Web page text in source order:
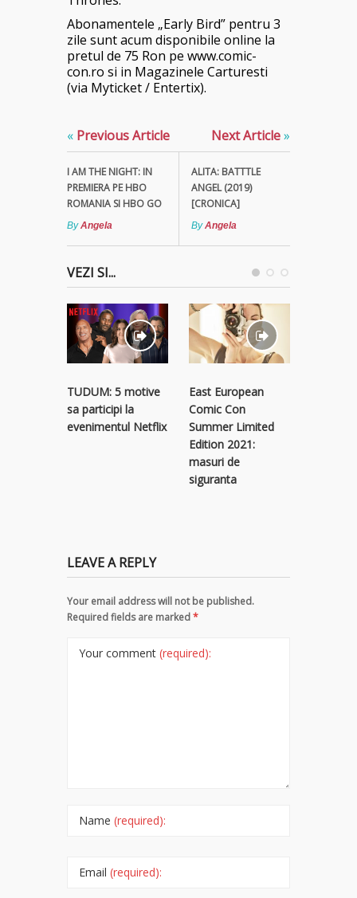
Abonamentele „Early Bird” pentru 3
zile sunt acum disponibile online la
pretul de 75 Ron pe www.comic-
con.ro si in Magazinele Carturesti
(via Myticket / Entertix).
« Previous Article
I AM THE NIGHT: IN
PREMIERA PE HBO
ROMANIA SI HBO GO
ByAngela
Next Article»
ALITA: BATTTLE
ANGEL (2019)
[CRONICA]
ByAngela
VEZI SI...
TUDUM: 5 motive
sa participi la
evenimentul Netflix
East European
Comic Con
Summer Limited
Edition 2021:
masuri de
siguranta
LEAVE A REPLY
Your email address will not be published.
Required fields are marked*
Your comment (required):
Name (required):
Email (required):